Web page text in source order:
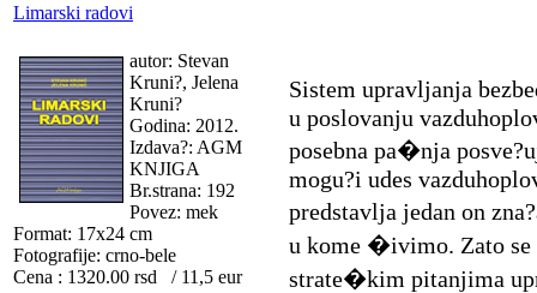
Limarski radovi
autor: Stevan
Kruni?, Jelena
Kruni?
Godina: 2012.
Izdava?: AGM
KNJIGA
Br.strana: 192
Povez: mek
Format: 17x24 cm
Fotografije: crno-bele
Cena : 1320.00 rsd / 11,5 eur
Sistem upravljanja
u poslovanju
posebna pa�nja
mogu?i udes
predstavlja jedan on
u kome �ivimo. Zato se
strate�kim pitanjima